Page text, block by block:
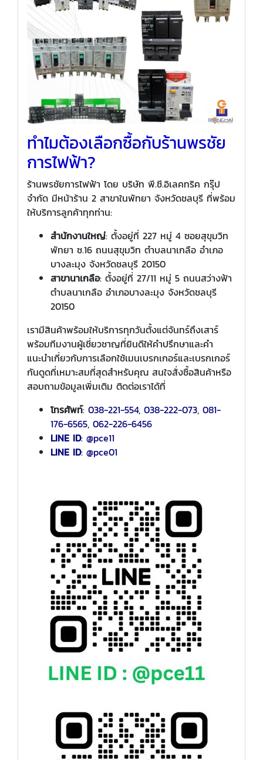
ทำไมต้องเลือกซื้อกับร้านพรชัย
การไฟฟ้า?
ร้านพรชัยการไฟฟ้า โดย บริษัท พี.ซี.อิเลคทริค กรุ๊ป
จำกัด มีหน้าร้าน 2 สาขาในพัทยา จังหวัดชลบุรี ที่พร้อม
ให้บริการลูกค้าทุกท่าน:
สำนักงานใหญ่: ตั้งอยู่ที่ 227 หมู่ 4 ซอยสุขุมวิท
พัทยา ซ.16 ถนนสุขุมวิท ตำบลนาเกลือ อำเภอ
บางละมุง จังหวัดชลบุรี 20150
สาขานาเกลือ: ตั้งอยู่ที่ 27/11 หมู่ 5 ถนนสว่างฟ้า
ตำบลนาเกลือ อำเภอบางละมุง จังหวัดชลบุรี
20150
เรามีสินค้าพร้อมให้บริการทุกวันตั้งแต่จันทร์ถึงเสาร์
พร้อมทีมงานผู้เชี่ยวชาญที่ยินดีให้คำปรึกษาและคำ
แนะนำเกี่ยวกับการเลือกใช้เมนเบรกเกอร์และเบรกเกอร์
กันดูดที่เหมาะสมที่สุดสำหรับคุณ สนใจสั่งซื้อสินค้าหรือ
สอบถามข้อมูลเพิ่มเติม ติดต่อเราได้ที่
โทรศัพท์: 038-221-554, 038-222-073, 081-
176-6565, 062-226-6456
LINE ID: @pce11
LINE ID: @pce01